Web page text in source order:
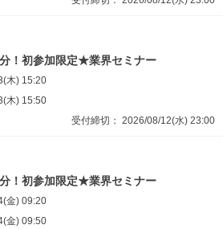
！初参加限定★業界セミナー
木) 15:20
木) 15:50
受付締切： 2026/08/12(水) 23:00
！初参加限定★業界セミナー
金) 09:20
金) 09:50